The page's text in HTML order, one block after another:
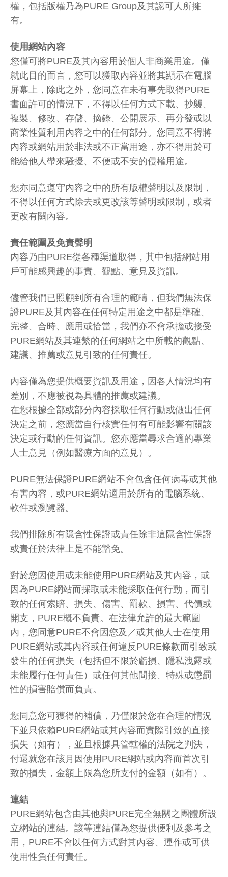
權，包括版權乃為PURE Group及其認可人所擁
有。
使用網站內容
您僅可將PURE及其內容用於個人非商業用途。僅
就此目的而言，您可以獲取內容並將其顯示在電腦
屏幕上，除此之外，您同意在未有事先取得PURE
書面許可的情況下，不得以任何方式下載、抄襲、
複製、修改、存儲、摘錄、公開展示、再分發或以
商業性質利用內容之中的任何部分。您同意不得將
內容或網站用於非法或不正當用途，亦不得用於可
能給他人帶來騷擾、不便或不安的侵權用途。
您亦同意遵守內容之中的所有版權聲明以及限制，
不得以任何方式除去或更改該等聲明或限制，或者
更改有關內容。
責任範圍及免責聲明
內容乃由PURE從各種渠道取得，其中包括網站用
戶可能感興趣的事實、觀點、意見及資訊。
儘管我們已照顧到所有合理的範疇，但我們無法保
證PURE及其內容在任何特定用途之中都是準確、
完整、合時、應用或恰當，我們亦不會承擔或接受
PURE網站及其連繫的任何網站之中所載的觀點、
建議、推薦或意見引致的任何責任。
內容僅為您提供概要資訊及用途，因各人情況均有
差別，不應被視為具體的推薦或建議。
在您根據全部或部分內容採取任何行動或做出任何
決定之前，您應當自行核實任何有可能影響有關該
決定或行動的任何資訊。您亦應當尋求合適的專業
人士意見（例如醫療方面的意見）。
PURE無法保證PURE網站不會包含任何病毒或其他
有害內容，或PURE網站適用於所有的電腦系統、
軟件或瀏覽器。
我們排除所有隱含性保證或責任除非這隱含性保證
或責任於法律上是不能豁免。
對於您因使用或未能使用PURE網站及其內容，或
因為PURE網站而採取或未能採取任何行動，而引
致的任何索賠、損失、傷害、罰款、損害、代價或
開支，PURE概不負責。在法律允許的最大範圍
內，您同意PURE不會因您及／或其他人士在使用
PURE網站或其內容或任何違反PURE條款而引致或
發生的任何損失（包括但不限於虧損、隱私洩露或
未能履行任何責任）或任何其他間接、特殊或懲罰
性的損害賠償而負責。
您同意您可獲得的補償，乃僅限於您在合理的情況
下並只依賴PURE網站或其內容而實際引致的直接
損失（如有），並且根據具管轄權的法院之判決，
付還就您在該月因使用PURE網站或內容而首次引
致的損失，金額上限為您所支付的金額（如有）。
連結
PURE網站包含由其他與PURE完全無關之團體所設
立網站的連結。該等連結僅為您提供便利及參考之
用，PURE不會以任何方式對其內容、運作或可供
使用性負任何責任。